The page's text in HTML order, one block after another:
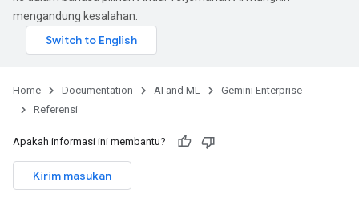
mengandung kesalahan.
Home Documentation AI and ML
Gemini Enterprise
Referensi
Apakah informasi ini membantu?
Kirim masukan